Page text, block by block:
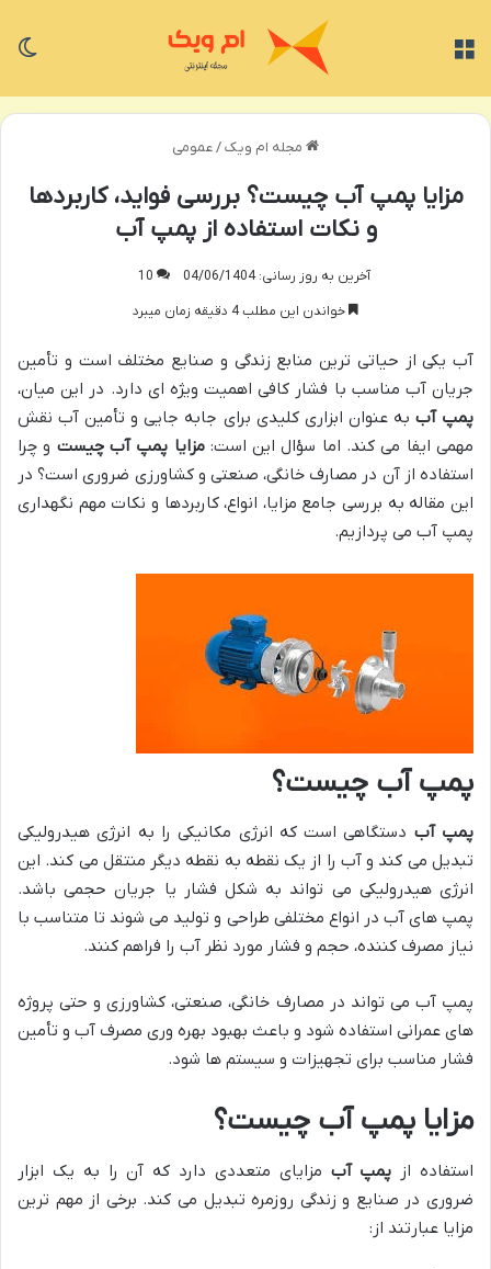
مجله ام ویک/عمومی
مزایا پمپ آب چیست؟ بررسی فواید، کاربردها
و نکات استفاده از پمپ آب
آخرین به روز رسانی: 04/06/1404
10
خواندن این مطلب 4 دقیقه زمان میبرد
آب یکی از حیاتی ترین منابع زندگی و صنایع مختلف است و تأمین
جریان آب مناسب با فشار کافی اهمیت ویژه ای دارد. در این میان،
پمپ آب به عنوان ابزاری کلیدی برای جابه جایی و تأمین آب نقش
مهمی ایفا می کند. اما سؤال این است:مزایا پمپ آب چیست و چرا
استفاده از آن در مصارف خانگی، صنعتی و کشاورزی ضروری است؟ در
این مقاله به بررسی جامع مزایا، انواع، کاربردها و نکات مهم نگهداری
پمپ آب می پردازیم.
پمپ آب چیست؟
پمپ آب دستگاهی است که انرژی مکانیکی را به انرژی هیدرولیکی
تبدیل می کند و آب را از یک نقطه به نقطه دیگر منتقل می کند. این
انرژی هیدرولیکی می تواند به شکل فشار یا جریان حجمی باشد.
پمپ های آب در انواع مختلفی طراحی و تولید می شوند تا متناسب با
نیاز مصرف کننده، حجم و فشار مورد نظر آب را فراهم کنند.
پمپ آب می تواند در مصارف خانگی، صنعتی، کشاورزی و حتی پروژه
های عمرانی استفاده شود و باعث بهبود بهره وری مصرف آب و تأمین
فشار مناسب برای تجهیزات و سیستم ها شود.
مزایا پمپ آب چیست؟
استفاده از پمپ آب مزایای متعددی دارد که آن را به یک ابزار
ضروری در صنایع و زندگی روزمره تبدیل می کند. برخی از مهم ترین
مزایا عبارتند از: